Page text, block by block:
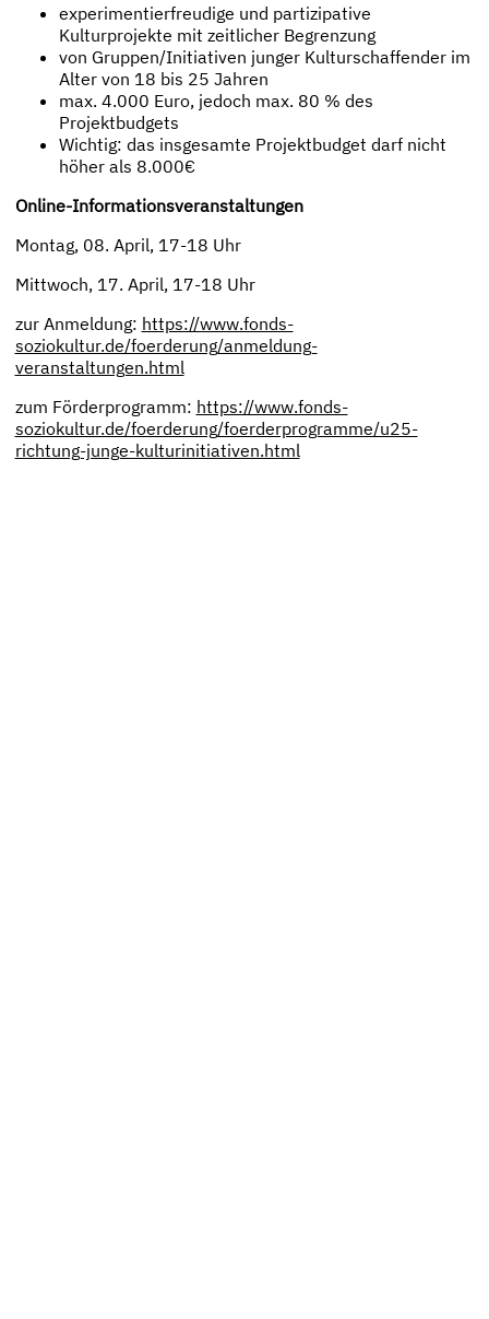
experimentierfreudige und partizipative
Kulturprojekte mit zeitlicher Begrenzung
von Gruppen/Initiativen junger Kulturschaffender im
Alter von 18 bis 25 Jahren
max. 4.000 Euro, jedoch max. 80 % des
Projektbudgets
Wichtig: das insgesamte Projektbudget darf nicht
höher als 8.000€
Online-Informationsveranstaltungen
Montag, 08. April, 17-18 Uhr
Mittwoch, 17. April, 17-18 Uhr
zur Anmeldung: https://www.fonds-
soziokultur.de/foerderung/anmeldung-
veranstaltungen.html
zum Förderprogramm: https://www.fonds-
soziokultur.de/foerderung/foerderprogramme/u25-
richtung-junge-kulturinitiativen.html